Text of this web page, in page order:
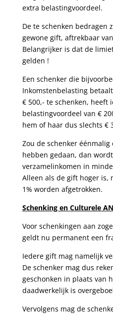
extra belastingvoordeel.
De te schenken bedragen
gewone gift, aftrekbaar
Belangrijker is dat de
gelden !
Een schenker die
Inkomstenbelasting
€ 500,- te schenken, heeft
belastingvoordeel van €
hem of haar dus slechts €
Zou de schenker éénmalig
hebben gedaan, dan
verzamelinkomen in
Alleen als de gift hoger is,
1% worden afgetrokken.
Schenking en Culturele
Voor schenkingen aan
geldt nu permanent een
Iedere gift mag namelijk
De schenker mag dus
geschonken in plaats van
daadwerkelijk is
Vervolgens mag de